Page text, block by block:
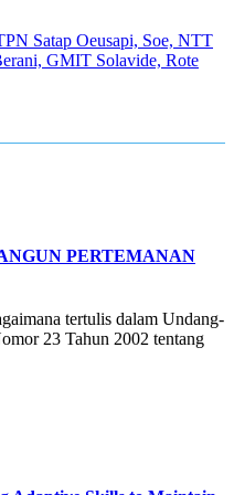
Satap Oeusapi, Soe, NTT
GMIT Solavide, Rote
PERTEMANAN
tertulis dalam Undang-
23 Tahun 2002 tentang